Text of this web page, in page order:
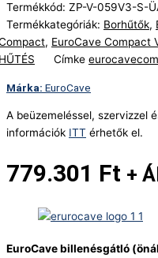
Termékkód: ZP-V-059V3-S-
Termékkategóriák: Borhűtők,
, EuroCave Compact
Címke
EuroCave
A beüzemeléssel, szervizzel
információk ITT érhetők el.
779.301 Ft +
EuroCave billenésgátló